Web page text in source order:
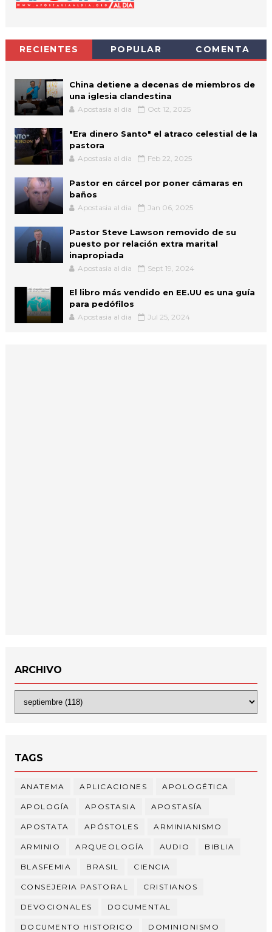
RECIENTES POPULAR COMENTA
China detiene a decenas de miembros de
una iglesia clandestina
Apostasia al dia Oct 12, 2025
"Era dinero Santo" el atraco celestial de la
pastora
Apostasia al dia Feb 22, 2025
Pastor en cárcel por poner cámaras en
baños
Apostasia al dia Jan 06, 2025
Pastor Steve Lawson removido de su
puesto por relación extra marital
inapropiada
Apostasia al dia Sept 19, 2024
El libro más vendido en EE.UU es una guía
para pedófilos
Apostasia al dia Jul 25, 2024
ARCHIVO
TAGS
ANATEMA APLICACIONES APOLOGÉTICA
APOLOGÍA APOSTASIA APOSTASÍA
APOSTATA APÓSTOLES ARMINIANISMO
ARMINIO ARQUEOLOGÍA AUDIO BIBLIA
BLASFEMIA BRASIL CIENCIA
CONSEJERIA PASTORAL CRISTIANOS
DEVOCIONALES DOCUMENTAL
DOCUMENTO HISTORICO DOMINIONISMO